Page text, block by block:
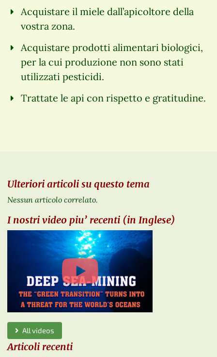
Acquistare il miele dall’apicoltore della
vostra zona.
Acquistare prodotti alimentari biologici,
per la cui produzione non sono stati
utilizzati pesticidi.
Trattate le api con rispetto e gratitudine.
Ulteriori articoli su questo tema
Nessun articolo correlato.
I nostri video piu’ recenti (in Inglese)
All videos
Articoli recenti